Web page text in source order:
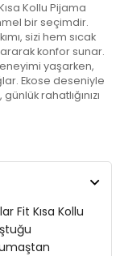
Kollu Pijama
bir seçimdir.
sizi hem sıcak
konfor sunar.
yaşarken,
Ekose deseniyle
rahatlığınızı
için ideal bir tercih
keyfini
Fit Kısa Kollu